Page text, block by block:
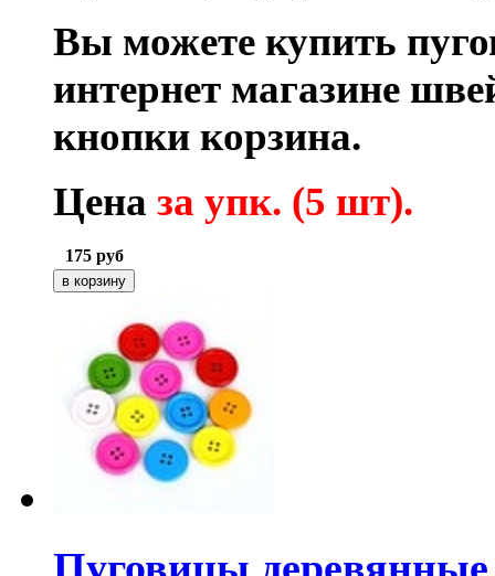
Вы можете купить
интернет магазине
кнопки корзина.
Цена за упк. (5 шт).
175 руб